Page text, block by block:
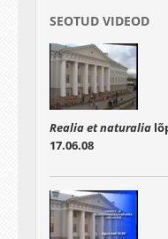
SEOTUD VIDEOD
Realia et naturalia
17.06.08